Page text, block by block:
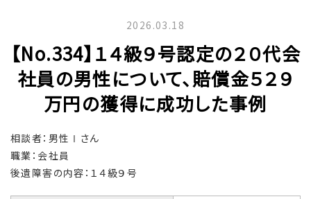
2026.03.18
【No.334】１４級９号認定の２０代会
社員の男性について、賠償金５２９
万円の獲得に成功した事例
相談者：男性Ⅰさん
職業：会社員
後遺障害の内容：１４級９号